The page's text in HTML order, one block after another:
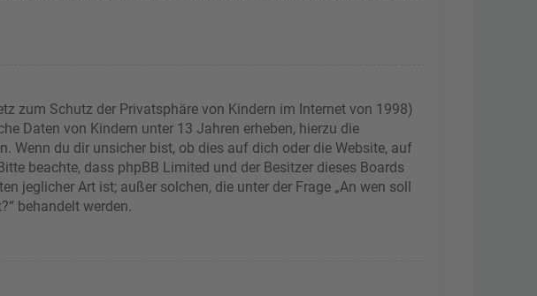
zum Schutz der Privatsphäre von Kindern im Internet von 1998)
Daten von Kindern unter 13 Jahren erheben, hierzu die
Wenn du dir unsicher bist, ob dies auf dich oder die Website, auf
beachte, dass phpBB Limited und der Besitzer dieses Boards
jeglicher Art ist; außer solchen, die unter der Frage „An wen soll
behandelt werden.